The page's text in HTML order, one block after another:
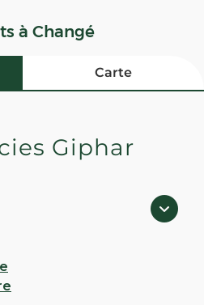
à Changé
Carte
- Change
53810 Change
Giphar